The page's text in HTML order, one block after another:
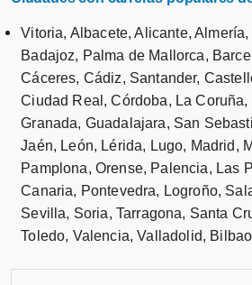
Vitoria, Albacete, Alicante,
Badajoz, Palma de Mallorca,
Cáceres, Cádiz, Santander,
Ciudad Real, Córdoba, La Coruña,
Granada, Guadalajara, San
Jaén, León, Lérida, Lugo, Madrid,
Pamplona, Orense, Palencia, Las
Canaria, Pontevedra, Logroño,
Sevilla, Soria, Tarragona, Santa
Toledo, Valencia, Valladolid,